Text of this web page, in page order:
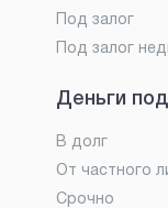
Под залог
Под залог
Деньги
В долг
От частного
Срочно